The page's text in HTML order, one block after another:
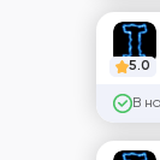
5.0
В